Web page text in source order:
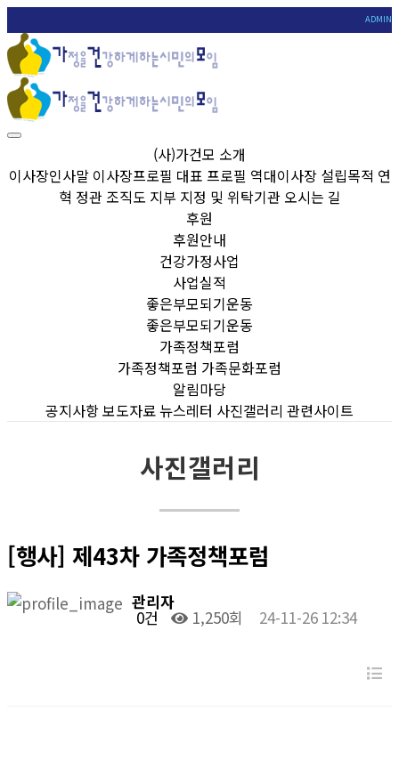
ADMIN
(사)가건모 소개
이사장인사말 이사장프로필 대표 프로필 역대이사장 설립목적 연
혁 정관 조직도 지부 지정 및 위탁기관 오시는 길
후원
후원안내
건강가정사업
사업실적
좋은부모되기운동
좋은부모되기운동
가족정책포럼
가족정책포럼 가족문화포럼
알림마당
공지사항보도자료뉴스레터 사진갤러리 관련사이트
사진갤러리
[행사] 제43차 가족정책포럼
관리자
0건 1,250회 24-11-26 12:34